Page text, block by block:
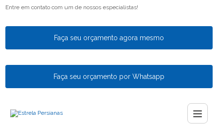
Entre em contato com um de nossos especialistas!
Faça seu orçamento agora mesmo
Faça seu orçamento por Whatsapp